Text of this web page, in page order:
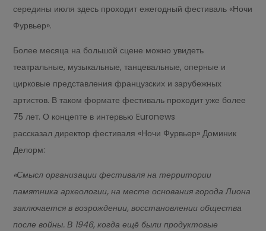
середины июля здесь проходит ежегодный фестиваль «Ночи
Фурвьер».
Более месяца на большой сцене можно увидеть
театральные, музыкальные, танцевальные, оперные и
цирковые представления французских и зарубежных
артистов. В таком формате фестиваль проходит уже более
75 лет. О концепте в интервью Euronews
рассказал директор фестиваля «Ночи Фурвьер» Доминик
Делорм:
«Смысл организации фестиваля на территории
памятника археологии, на месте основания города Лиона
заключается в возрождении, восстановлении общества
после войны. В 1946, когда ещё были продуктовые